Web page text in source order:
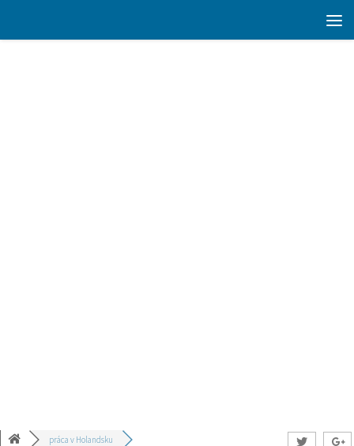
práca v Holandsku